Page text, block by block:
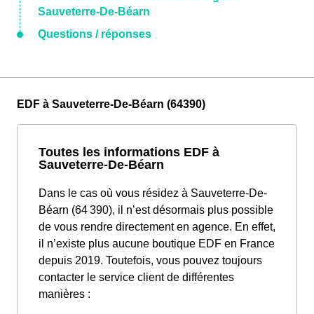
Sauveterre-De-Béarn
Questions / réponses
EDF à Sauveterre-De-Béarn (64390)
Toutes les informations EDF à
Sauveterre-De-Béarn
Dans le cas où vous résidez à Sauveterre-De-
Béarn (64 390), il n’est désormais plus possible
de vous rendre directement en agence. En effet,
il n’existe plus aucune boutique EDF en France
depuis 2019. Toutefois, vous pouvez toujours
contacter le service client de différentes
manières :